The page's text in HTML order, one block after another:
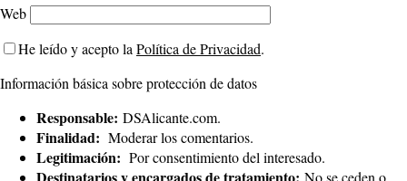
Web
He leído y acepto la Política de Privacidad.
Información básica sobre protección de datos
Responsable: DSAlicante.com.
Finalidad: Moderar los comentarios.
Legitimación: Por consentimiento del interesado.
No se ceden o